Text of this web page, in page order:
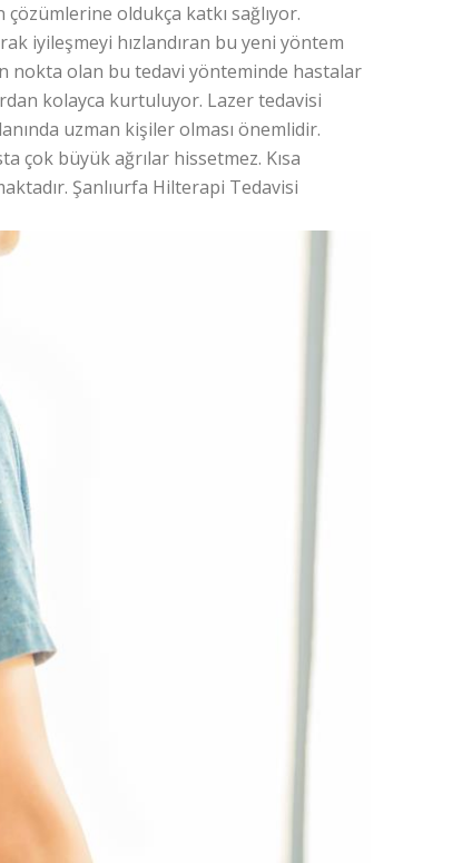
oldukça katkı sağlıyor.
iyileşmeyi hızlandıran bu yeni yöntem
nokta olan bu tedavi yönteminde hastalar
kolayca kurtuluyor. Lazer tedavisi
uzman kişiler olması önemlidir.
çok büyük ağrılar hissetmez. Kısa
Şanlıurfa Hilterapi Tedavisi